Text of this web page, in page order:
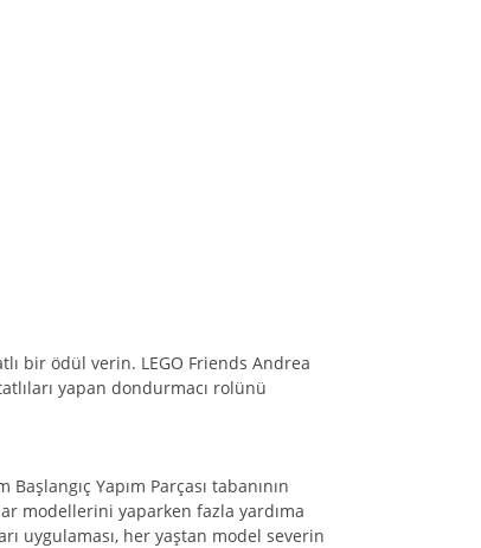
bir ödül verin. LEGO Friends Andrea
yapan dondurmacı rolünü
Yapım Parçası tabanının
modellerini yaparken fazla yardıma
uygulaması, her yaştan model severin